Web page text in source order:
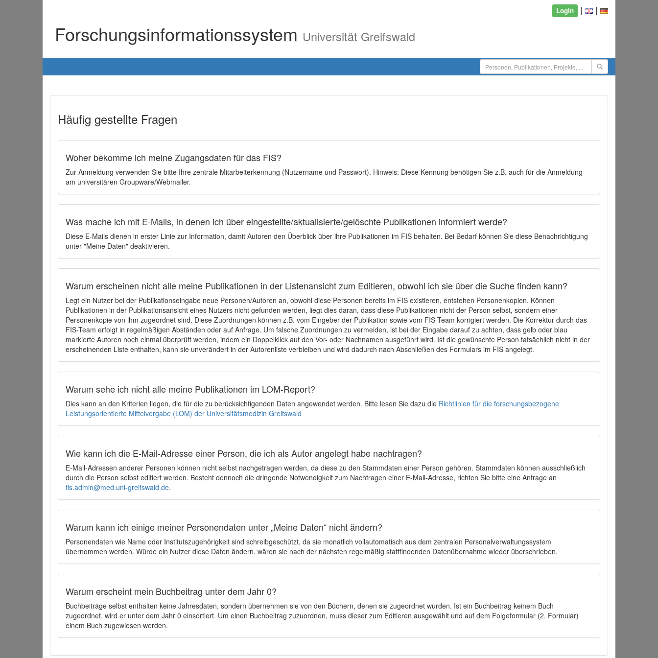
Login | |
Forschungsinformationssystem Universität Greifswald
Häufig gestellte Fragen
Woher bekomme ich meine Zugangsdaten für das FIS?
Zur Anmeldung verwenden Sie bitte Ihre zentrale Mitarbeiterkennung (Nutzername und Passwort). Hinweis: Diese Kennung benötigen Sie z.B. auch für die Anmeldung
am universitären Groupware/Webmailer.
Was mache ich mit E-Mails, in denen ich über eingestellte/aktualisierte/gelöschte Publikationen informiert werde?
Diese E-Mails dienen in erster Linie zur Information, damit Autoren den Überblick über ihre Publikationen im FIS behalten. Bei Bedarf können Sie diese Benachrichtigung
unter "Meine Daten" deaktivieren.
Warum erscheinen nicht alle meine Publikationen in der Listenansicht zum Editieren, obwohl ich sie über die Suche finden kann?
Legt ein Nutzer bei der Publikationseingabe neue Personen/Autoren an, obwohl diese Personen bereits im FIS existieren, entstehen Personenkopien. Können
Publikationen in der Publikationsansicht eines Nutzers nicht gefunden werden, liegt dies daran, dass diese Publikationen nicht der Person selbst, sondern einer
Personenkopie von ihm zugeordnet sind. Diese Zuordnungen können z.B. vom Eingeber der Publikation sowie vom FIS-Team korrigiert werden. Die Korrektur durch das
FIS-Team erfolgt in regelmäßigen Abständen oder auf Anfrage. Um falsche Zuordnungen zu vermeiden, ist bei der Eingabe darauf zu achten, dass gelb oder blau
markierte Autoren noch einmal überprüft werden, indem ein Doppelklick auf den Vor- oder Nachnamen ausgeführt wird. Ist die gewünschte Person tatsächlich nicht in der
erscheinenden Liste enthalten, kann sie unverändert in der Autorenliste verbleiben und wird dadurch nach Abschließen des Formulars im FIS angelegt.
Warum sehe ich nicht alle meine Publikationen im LOM-Report?
Dies kann an den Kriterien liegen, die für die zu berücksichtigenden Daten angewendet werden. Bitte lesen Sie dazu die Richtlinien für die forschungsbezogene
Leistungsorientierte Mittelvergabe (LOM) der Universitätsmedizin Greifswald
Wie kann ich die E-Mail-Adresse einer Person, die ich als Autor angelegt habe nachtragen?
E-Mail-Adressen anderer Personen können nicht selbst nachgetragen werden, da diese zu den Stammdaten einer Person gehören. Stammdaten können ausschließlich
durch die Person selbst editiert werden. Besteht dennoch die dringende Notwendigkeit zum Nachtragen einer E-Mail-Adresse, richten Sie bitte eine Anfrage an
fis.admin@med.uni-greifswald.de.
Warum kann ich einige meiner Personendaten unter „Meine Daten“ nicht ändern?
Personendaten wie Name oder Institutszugehörigkeit sind schreibgeschützt, da sie monatlich vollautomatisch aus dem zentralen Personalverwaltungssystem
übernommen werden. Würde ein Nutzer diese Daten ändern, wären sie nach der nächsten regelmäßig stattfindenden Datenübernahme wieder überschrieben.
Warum erscheint mein Buchbeitrag unter dem Jahr 0?
Buchbeiträge selbst enthalten keine Jahresdaten, sondern übernehmen sie von den Büchern, denen sie zugeordnet wurden. Ist ein Buchbeitrag keinem Buch
zugeordnet, wird er unter dem Jahr 0 einsortiert. Um einen Buchbeitrag zuzuordnen, muss dieser zum Editieren ausgewählt und auf dem Folgeformular (2. Formular)
einem Buch zugewiesen werden.